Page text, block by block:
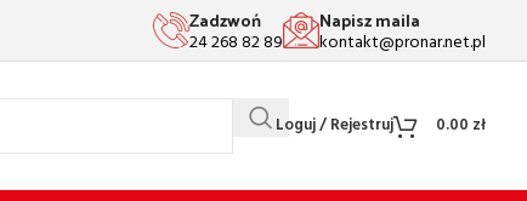
Zadzwoń
24 268 82 89
Napisz maila
kontakt@pronar.net.pl
Loguj / Rejestruj 0.00 zł